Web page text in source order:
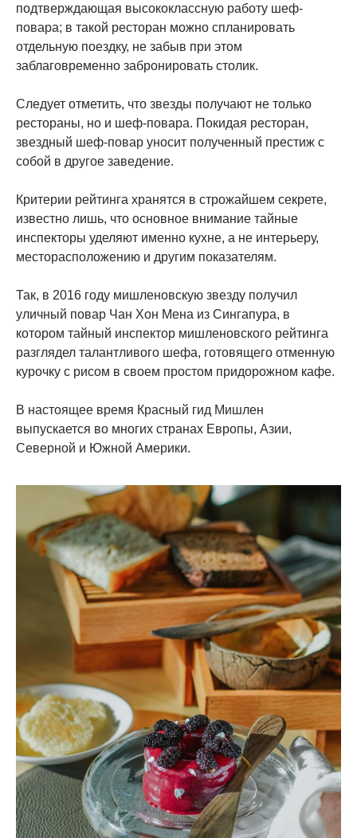
подтверждающая высококлассную работу шеф-
повара; в такой ресторан можно спланировать
отдельную поездку, не забыв при этом
заблаговременно забронировать столик.
Следует отметить, что звезды получают не только
рестораны, но и шеф-повара. Покидая ресторан,
звездный шеф-повар уносит полученный престиж с
собой в другое заведение.
Критерии рейтинга хранятся в строжайшем секрете,
известно лишь, что основное внимание тайные
инспекторы уделяют именно кухне, а не интерьеру,
месторасположению и другим показателям.
Так, в 2016 году мишленовскую звезду получил
уличный повар Чан Хон Мена из Сингапура, в
котором тайный инспектор мишленовского рейтинга
разглядел талантливого шефа, готовящего отменную
курочку с рисом в своем простом придорожном кафе.
В настоящее время Красный гид Мишлен
выпускается во многих странах Европы, Азии,
Северной и Южной Америки.